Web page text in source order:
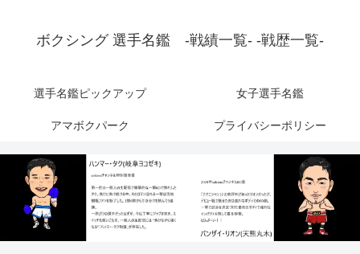
ボクシング 選手名鑑 -戦績一覧- -戦歴一覧-
選手名鑑ピックアップ 女子選手名鑑
アマボクパーク プライバシーポリシー